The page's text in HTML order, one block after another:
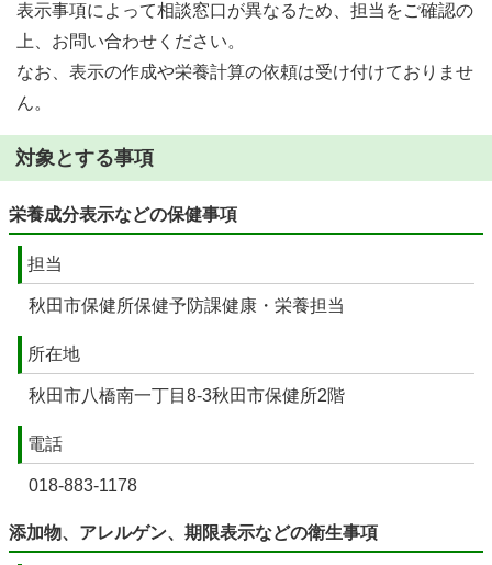
表示事項によって相談窓口が異なるため、担当をご確認の
上、お問い合わせください。
なお、表示の作成や栄養計算の依頼は受け付けておりませ
ん。
対象とする事項
栄養成分表示などの保健事項
担当
秋田市保健所保健予防課健康・栄養担当
所在地
秋田市八橋南一丁目8-3秋田市保健所2階
電話
018-883-1178
添加物、アレルゲン、期限表示などの衛生事項